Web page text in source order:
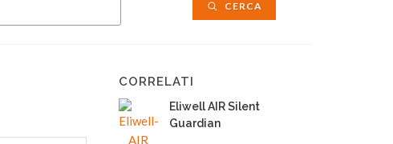
CERCA
CORRELATI
Eliwell AIR Silent
Guardian